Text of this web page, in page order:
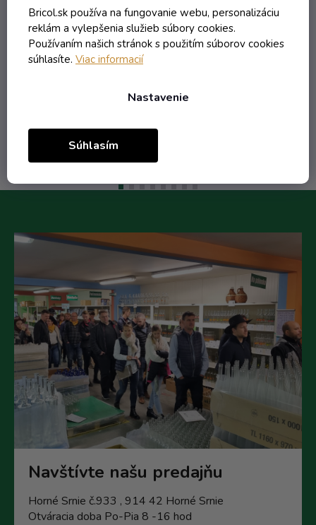
Bricol.sk používa na fungovanie webu, personalizáciu
reklám a vylepšenia služieb súbory cookies.
Používaním našich stránok s použitím súborov cookies
súhlasíte. Viac informacií
Nastavenie
Súhlasím
1,02 € vrátane DPH
0,83 €
Navštívte našu predajňu
Horné Srnie č.933 , 914 42 Horné Srnie
Otváracia doba Po-Pia 8 -16 hod